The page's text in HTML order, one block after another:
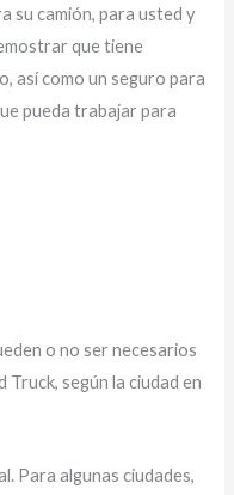
su camión, para usted y
que tiene
así como un seguro para
pueda trabajar para
o no ser necesarios
según la ciudad en
Para algunas ciudades,